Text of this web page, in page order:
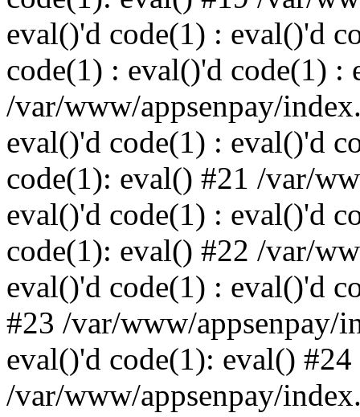
eval()'d code(1) : eval()'d
code(1) : eval()'d code(1) :
/var/www/appsenpay/
eval()'d code(1) : eval()'d
code(1): eval() #21 /var/
eval()'d code(1) : eval()'d
code(1): eval() #22 /var/
eval()'d code(1) : eval()'d
#23 /var/www/appsenpay/
eval()'d code(1): eval() #24
/var/www/appsenpay/